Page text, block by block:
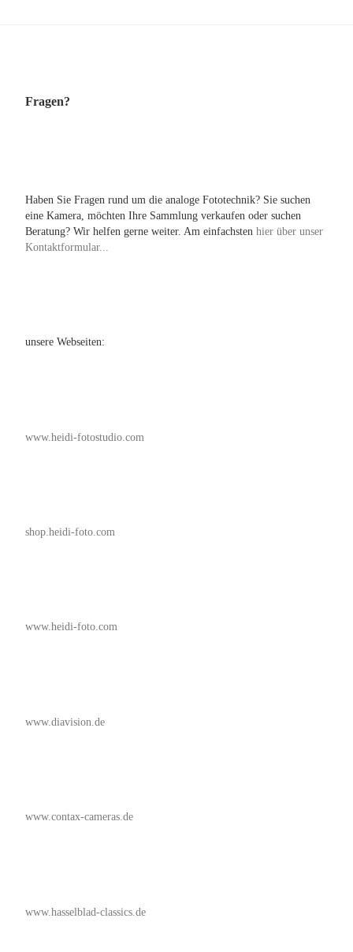
Fragen?
Haben Sie Fragen rund um die analoge Fototechnik? Sie suchen
eine Kamera, möchten Ihre Sammlung verkaufen oder suchen
Beratung? Wir helfen gerne weiter. Am einfachsten hier über unser
Kontaktformular...
unsere Webseiten:
www.heidi-fotostudio.com
shop.heidi-foto.com
www.heidi-foto.com
www.diavision.de
www.contax-cameras.de
www.hasselblad-classics.de